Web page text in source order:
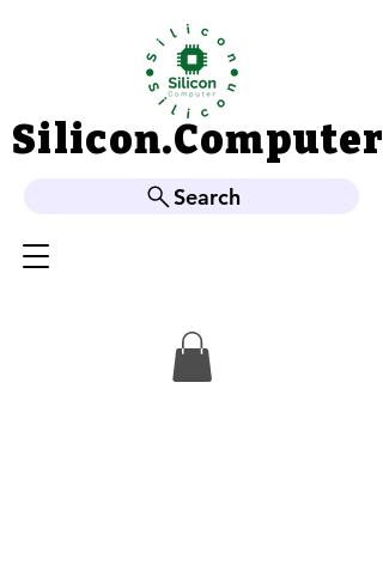
Silicon.Computer
Silicon.Computer
Search